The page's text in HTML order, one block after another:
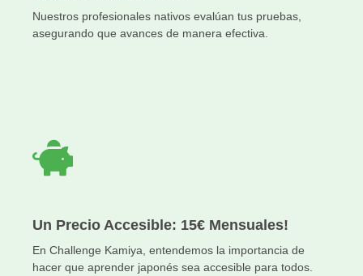
Nuestros profesionales nativos evalúan tus pruebas,
asegurando que avances de manera efectiva.
Un Precio Accesible: 15€ Mensuales!
En Challenge Kamiya, entendemos la importancia de
hacer que aprender japonés sea accesible para todos.